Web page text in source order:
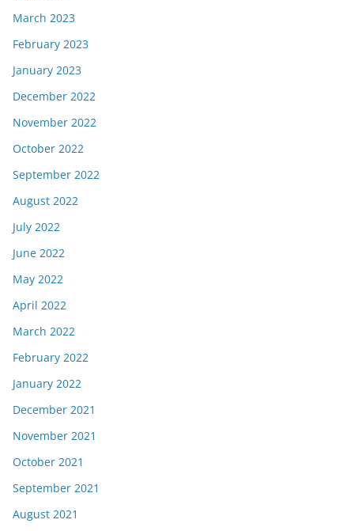
March 2023
February 2023
January 2023
December 2022
November 2022
October 2022
September 2022
August 2022
July 2022
June 2022
May 2022
April 2022
March 2022
February 2022
January 2022
December 2021
November 2021
October 2021
September 2021
August 2021